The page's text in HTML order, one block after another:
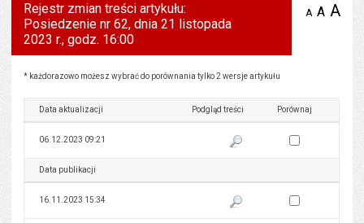
Rejestr zmian treści artykułu:
Posiedzenie nr 62, dnia 21 listopada
2023 r., godz. 16:00
A zmniejsz
A A
Rejestr zmian treści artykułu: Posiedzenie nr 62, dnia 21 listopada 2023 r., godz. 16:00
* każdorazowo możesz wybrać do porównania tylko 2 wersje artykułu
Data aktualizacji Podgląd treści Porównaj
06.12.2023 09:21 Pokaż podgląd wersji z dnia
Zaznacz wersję do
Data publikacji
16.11.2023 15:34 Pokaż podgląd wersji z dnia
Zaznacz wersję do